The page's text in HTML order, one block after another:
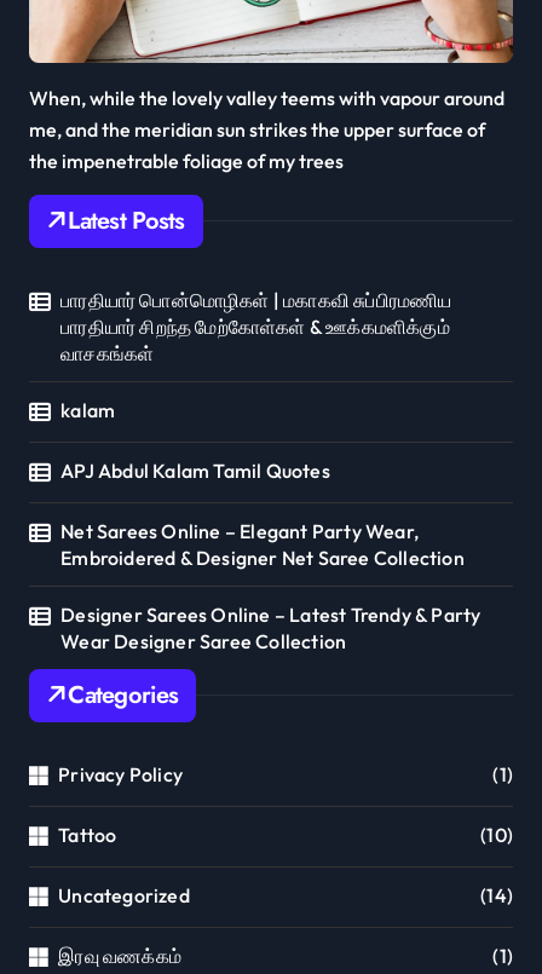
When, while the lovely valley teems with vapour around
me, and the meridian sun strikes the upper surface of
the impenetrable foliage of my trees
Latest Posts
பாரதியார் பொன்மொழிகள் | மகாகவி சுப்பிரமணிய
பாரதியார் சிறந்த மேற்கோள்கள் & ஊக்கமளிக்கும்
வாசகங்கள்
kalam
APJ Abdul Kalam Tamil Quotes
Net Sarees Online – Elegant Party Wear,
Embroidered & Designer Net Saree Collection
Designer Sarees Online – Latest Trendy & Party
Wear Designer Saree Collection
Categories
Privacy Policy (1)
Tattoo (10)
Uncategorized (14)
இரவு வணக்கம் (1)